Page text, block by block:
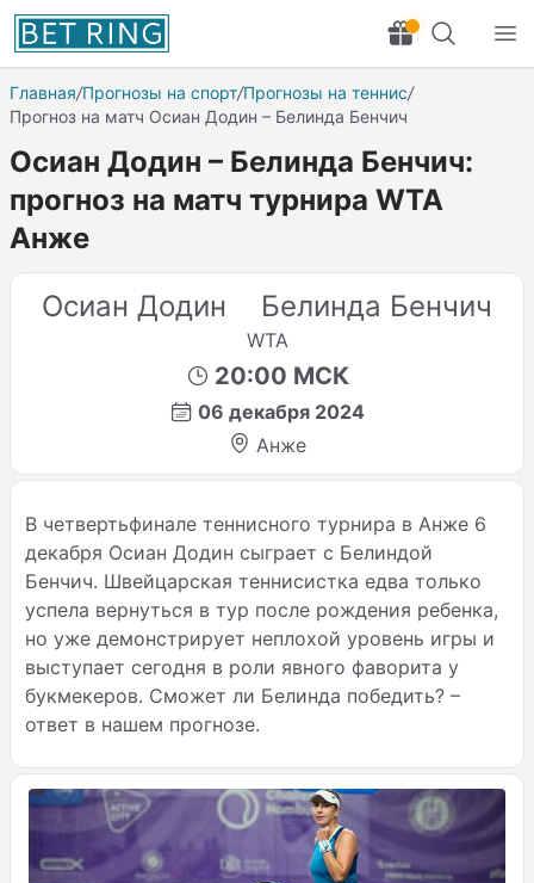
Главная/Прогнозы на спорт/Прогнозы на теннис/
Прогноз на матч Осиан Додин – Белинда Бенчич
Осиан Додин – Белинда Бенчич:
прогноз на матч турнира WTA
Анже
Осиан Додин
Белинда Бенчич
WTA
20:00 МСК
06 декабря 2024
Анже
В четвертьфинале теннисного турнира в Анже 6
декабря Осиан Додин сыграет с Белиндой
Бенчич. Швейцарская теннисистка едва только
успела вернуться в тур после рождения ребенка,
но уже демонстрирует неплохой уровень игры и
выступает сегодня в роли явного фаворита у
букмекеров. Сможет ли Белинда победить? –
ответ в нашем прогнозе.